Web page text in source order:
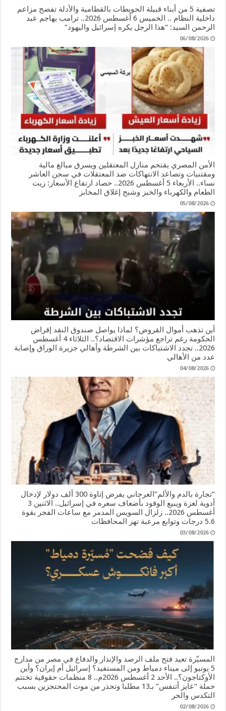
تصفية 5 من أبناء قبيلة الحويطات بالقطامية والأدلة تفضح مزاعم
داخلية النظام .. الخميس 6 أغسطس 2026.. ترامب يهاجم عبد
الرحمن السيد: “هذا الرجل يكره إسرائيل واليهود”
06/08/2026
الأمن المصري يقتحم منازل المعتقلين ويسرق مبالغ مالية
ومقتنيات وتصاعد الانتهاكات ضد المعتقلات في سجن العاشر
نساء.. الأربعاء 5 أغسطس 2026.. حصاد ارتفاع الأسعار: زيت
الطعام والكهرباء والخبز وشبح إغلاق المخابز
05/08/2026
أين تذهب أموال القروض؟ لماذا يواصل صندوق النقد إقراض
الحكومة رغم تراجع مؤشرات الاقتصاد؟.. الثلاثاء 4 أغسطس
2026.. تجدد الاشتباكات بين الشرطة وأهالي جزيرة الوراق وإصابة
عدد من الأهالي
04/08/2026
“تجارة بالدم والألم”العرجاني يفرض إتاوة 300 ألف دولار لإدخال
أدوية لغزة ويبيع الوقود بأضعاف سعره في إسرائيل.. الاثنين 3
أغسطس 2026.. زلزال السويس المدمر مع ساعات الفجر بقوة
5.6 درجات وتوابع مرعبة تهز المحافظات
03/08/2026
المسيّرة تعيد فتح ملف الرصد والإنذار والدفاع في مصر من مدارج
5 يونيو إلى ميناء دمياط ومن المستفيد؟ إسرائيل أم إيران؟ وأين
الأوكتاجون؟.. الأحد 2 أغسطس 2026م.. 8 منظمات حقوقية تختتم
حملة “عايز أتنفس” بـ13 مطلبا وتحذر من موت المحتجزين بسبب
التكدس والحر
02/08/2026